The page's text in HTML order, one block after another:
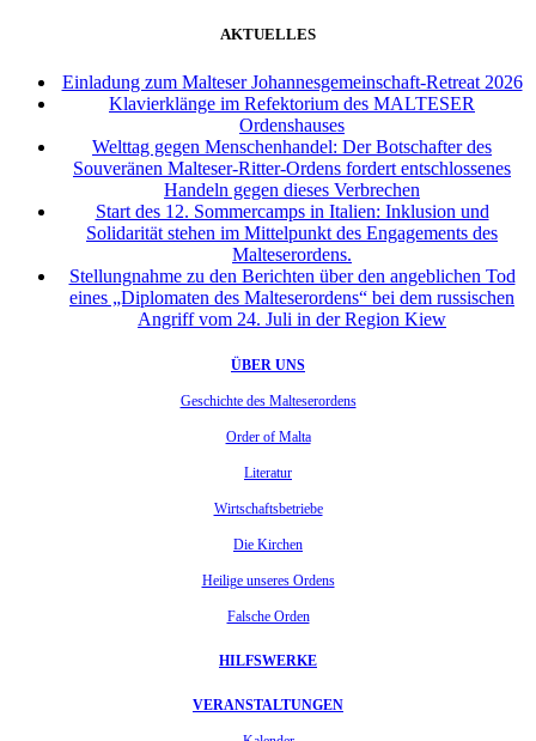
AKTUELLES
Einladung zum Malteser Johannesgemeinschaft-Retreat 2026
Klavierklänge im Refektorium des MALTESER
Ordenshauses
Welttag gegen Menschenhandel: Der Botschafter des
Souveränen Malteser-Ritter-Ordens fordert entschlossenes
Handeln gegen dieses Verbrechen
Start des 12. Sommercamps in Italien: Inklusion und
Solidarität stehen im Mittelpunkt des Engagements des
Malteserordens.
Stellungnahme zu den Berichten über den angeblichen Tod
eines „Diplomaten des Malteserordens“ bei dem russischen
Angriff vom 24. Juli in der Region Kiew
ÜBER UNS
Geschichte des Malteserordens
Order of Malta
Literatur
Wirtschaftsbetriebe
Die Kirchen
Heilige unseres Ordens
Falsche Orden
HILFSWERKE
VERANSTALTUNGEN